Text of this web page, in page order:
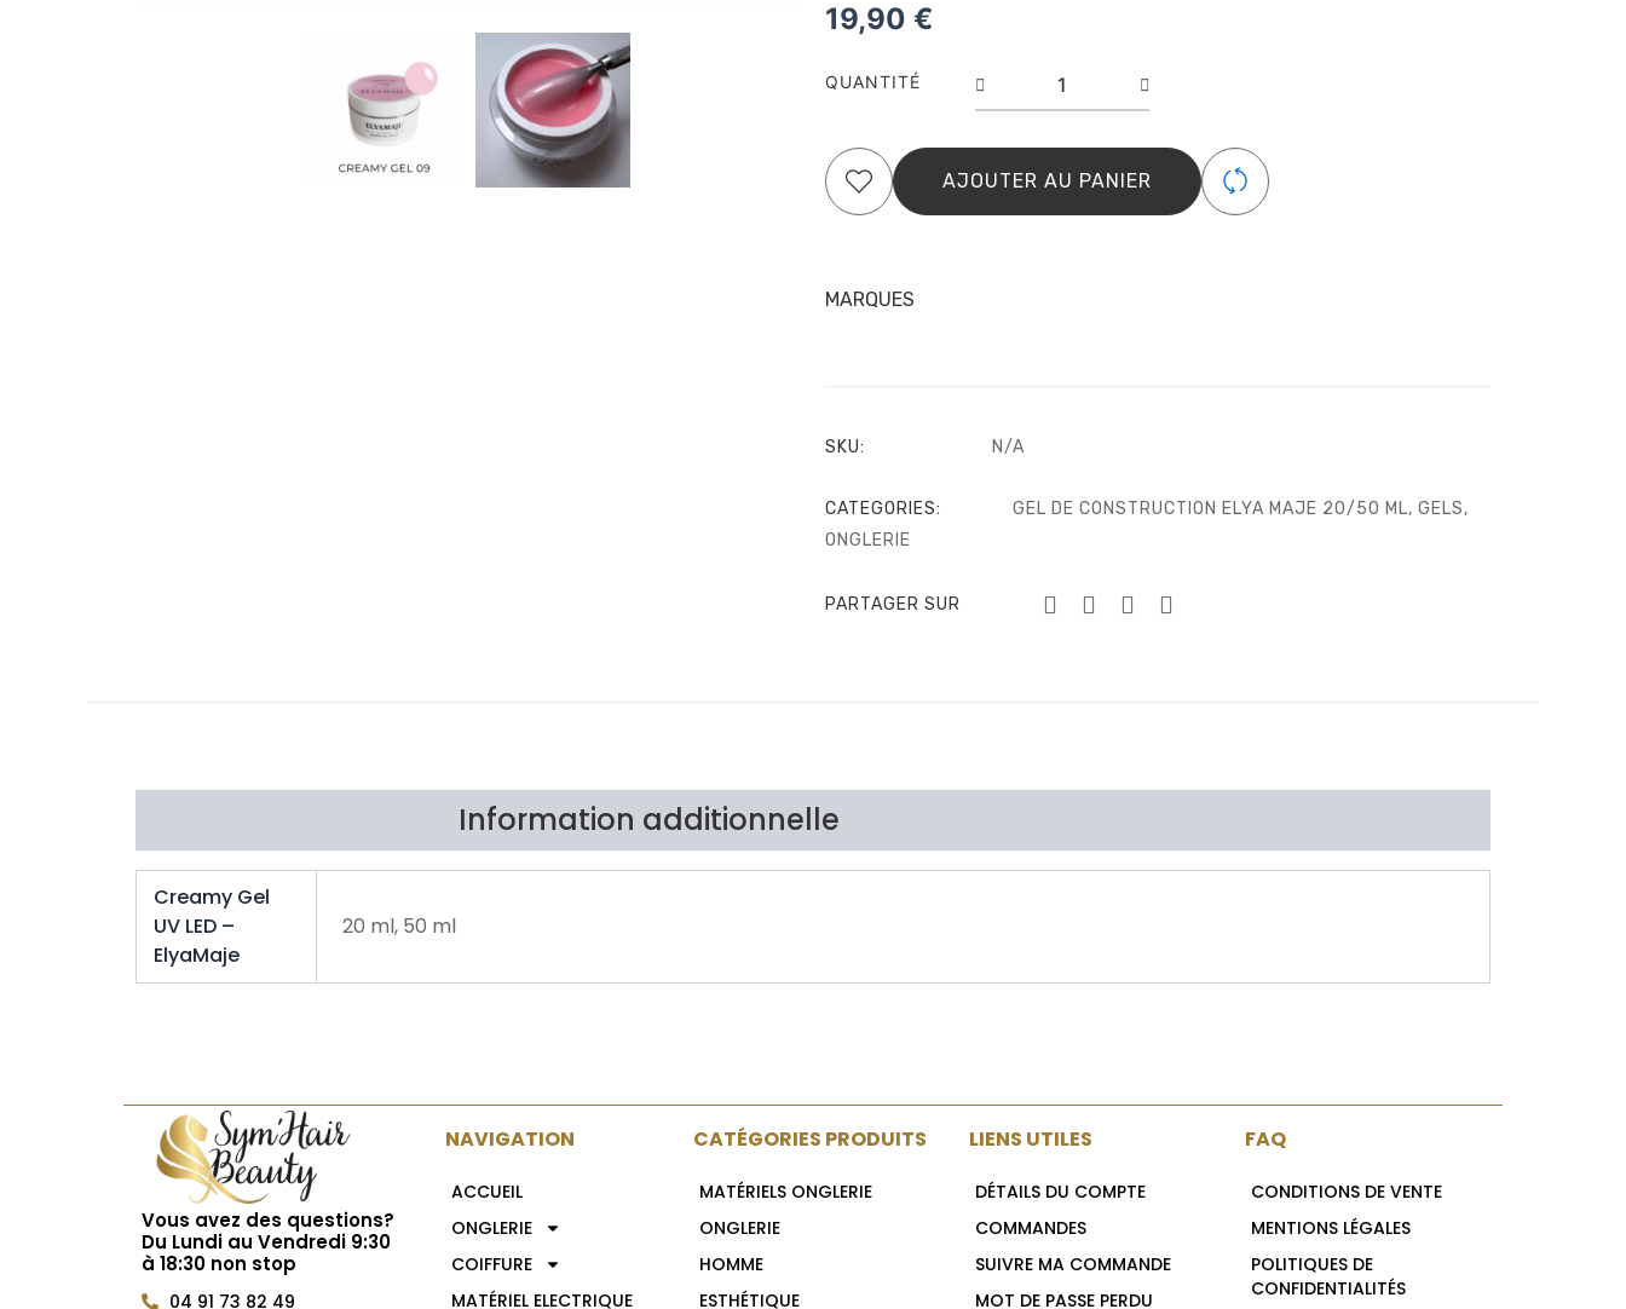
19,90 €
QUANTITÉ
ElyaMaje
AJOUTER AU PANIER
MARQUES
SKU: N/A
CATEGORIES: GEL DE CONSTRUCTION ELYA MAJE 20/50 ML, GELS,
ONGLERIE
PARTAGER SUR
Information additionnelle
Creamy Gel
UV LED –
ElyaMaje
20 ml, 50 ml
Vous avez des questions?
Du Lundi au Vendredi 9:30
à 18:30 non stop
04 91 73 82 49
NAVIGATION
ACCUEIL
ONGLERIE
COIFFURE
MATÉRIEL ELECTRIQUE
CATÉGORIES PRODUITS
MATÉRIELS ONGLERIE
ONGLERIE
HOMME
ESTHÉTIQUE
LIENS UTILES
DÉTAILS DU COMPTE
COMMANDES
SUIVRE MA COMMANDE
MOT DE PASSE PERDU
FAQ
CONDITIONS DE VENTE
MENTIONS LÉGALES
POLITIQUES DE
CONFIDENTIALITÉS